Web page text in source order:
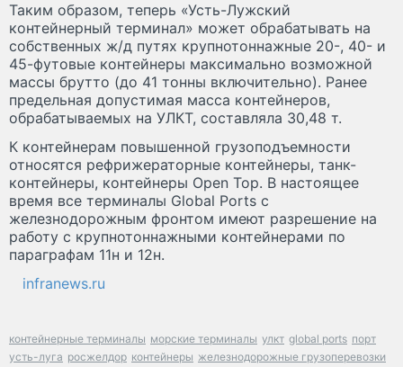
Таким образом, теперь «Усть-Лужский
контейнерный терминал» может обрабатывать на
собственных ж/д путях крупнотоннажные 20-, 40- и
45-футовые контейнеры максимально возможной
массы брутто (до 41 тонны включительно). Ранее
предельная допустимая масса контейнеров,
обрабатываемых на УЛКТ, составляла 30,48 т.
К контейнерам повышенной грузоподъемности
относятся рефрижераторные контейнеры, танк-
контейнеры, контейнеры Open Top. В настоящее
время все терминалы Global Ports с
железнодорожным фронтом имеют разрешение на
работу с крупнотоннажными контейнерами по
параграфам 11н и 12н.
infranews.ru
контейнерные терминалы морские терминалы улкт global ports порт
усть-луга росжелдор контейнеры железнодорожные грузоперевозки